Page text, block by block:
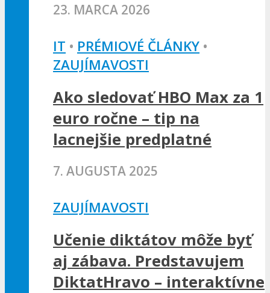
23. MARCA 2026
IT • PRÉMIOVÉ ČLÁNKY •
ZAUJÍMAVOSTI
Ako sledovať HBO Max za 1
euro ročne – tip na
lacnejšie predplatné
7. AUGUSTA 2025
ZAUJÍMAVOSTI
Učenie diktátov môže byť
aj zábava. Predstavujem
DiktatHravo – interaktívne